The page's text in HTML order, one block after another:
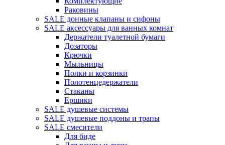
Раковины
SALE донные клапаны и сифоны
SALE аксессуары для ванных комнат
Держатели туалетной бумаги
Дозаторы
Крючки
Мыльницы
Полки и корзинки
Полотенцедержатели
Стаканы
Ершики
SALE душевые системы
SALE душевые поддоны и трапы
SALE смесители
Для биде